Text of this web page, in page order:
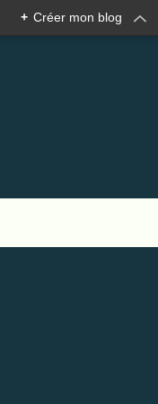
+ Créer mon blog